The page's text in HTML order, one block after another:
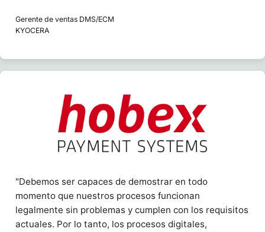
Gerente de ventas DMS/ECM
KYOCERA
"Debemos ser capaces de demostrar en todo
momento que nuestros procesos funcionan
legalmente sin problemas y cumplen con los requisitos
actuales. Por lo tanto, los procesos digitales,